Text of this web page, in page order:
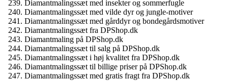
Diamantmalingssæt med insekter og sommerfugle
Diamantmalingssæt med vilde dyr og jungle-motiver
Diamantmalingssæt med gårddyr og bondegårdsmotiver
Diamantmalingssæt fra DPShop.dk
Diamantmaling på DPShop.dk
Diamantmalingssæt til salg på DPShop.dk
Diamantmalingssæt i høj kvalitet fra DPShop.dk
Diamantmalingssæt til billige priser på DPShop.dk
Diamantmalingssæt med gratis fragt fra DPShop.dk